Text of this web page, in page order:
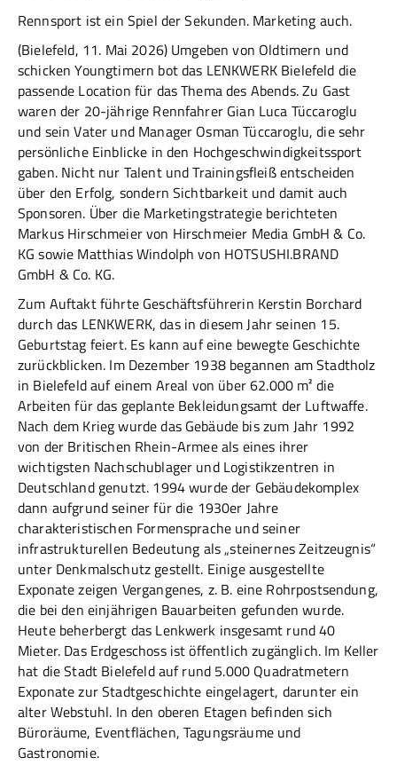
Rennsport ist ein Spiel der Sekunden. Marketing auch.
(Bielefeld, 11. Mai 2026) Umgeben von Oldtimern und
schicken Youngtimern bot das LENKWERK Bielefeld die
passende Location für das Thema des Abends. Zu Gast
waren der 20-jährige Rennfahrer Gian Luca Tüccaroglu
und sein Vater und Manager Osman Tüccaroglu, die sehr
persönliche Einblicke in den Hochgeschwindigkeitssport
gaben. Nicht nur Talent und Trainingsfleiß entscheiden
über den Erfolg, sondern Sichtbarkeit und damit auch
Sponsoren. Über die Marketingstrategie berichteten
Markus Hirschmeier von Hirschmeier Media GmbH & Co.
KG sowie Matthias Windolph von HOTSUSHI.BRAND
GmbH & Co. KG.
Zum Auftakt führte Geschäftsführerin Kerstin Borchard
durch das LENKWERK, das in diesem Jahr seinen 15.
Geburtstag feiert. Es kann auf eine bewegte Geschichte
zurückblicken. Im Dezember 1938 begannen am Stadtholz
in Bielefeld auf einem Areal von über 62.000 m² die
Arbeiten für das geplante Bekleidungsamt der Luftwaffe.
Nach dem Krieg wurde das Gebäude bis zum Jahr 1992
von der Britischen Rhein-Armee als eines ihrer
wichtigsten Nachschublager und Logistikzentren in
Deutschland genutzt. 1994 wurde der Gebäudekomplex
dann aufgrund seiner für die 1930er Jahre
charakteristischen Formensprache und seiner
infrastrukturellen Bedeutung als „steinernes Zeitzeugnis“
unter Denkmalschutz gestellt. Einige ausgestellte
Exponate zeigen Vergangenes, z. B. eine Rohrpostsendung,
die bei den einjährigen Bauarbeiten gefunden wurde.
Heute beherbergt das Lenkwerk insgesamt rund 40
Mieter. Das Erdgeschoss ist öffentlich zugänglich. Im Keller
hat die Stadt Bielefeld auf rund 5.000 Quadratmetern
Exponate zur Stadtgeschichte eingelagert, darunter ein
alter Webstuhl. In den oberen Etagen befinden sich
Büroräume, Eventflächen, Tagungsräume und
Gastronomie.